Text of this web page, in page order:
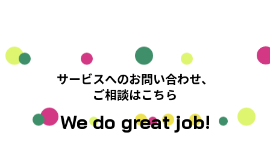
サービスへのお問い合わせ、
ご相談はこちら
We do great job!